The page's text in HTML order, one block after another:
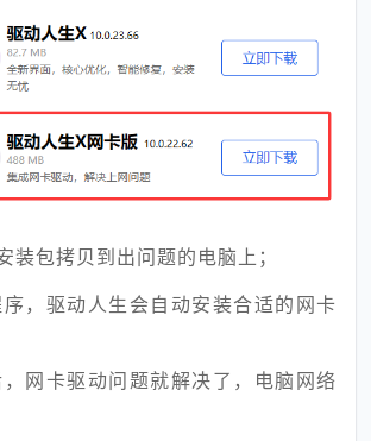
装包拷贝到出问题的电脑上；
，驱动人生会自动安装合适的网卡
网卡驱动问题就解决了，电脑网络